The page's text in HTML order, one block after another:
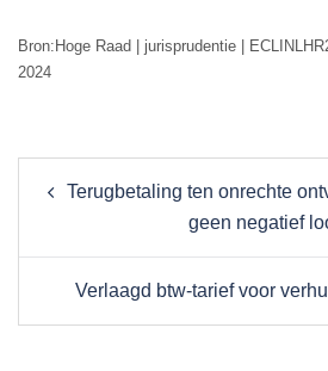
Bron:Hoge Raad | jurisprudentie |
2024
Post
navigation
Terugbetaling ten onrechte
geen negatief
Verlaagd btw-tarief voor